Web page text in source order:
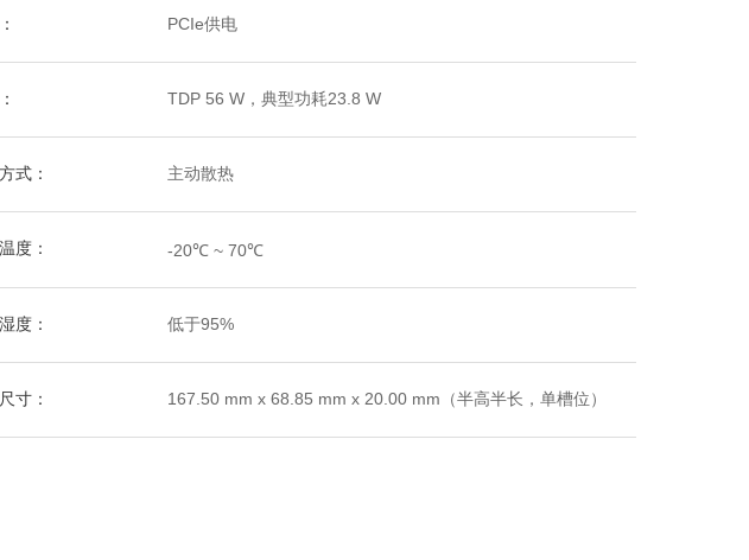
PCIe供电
TDP 56 W，典型功耗23.8 W
式： 主动散热
度： -20℃ ~ 70℃
度： 低于95%
寸： 167.50 mm x 68.85 mm x 20.00 mm（半高半长，单槽位）